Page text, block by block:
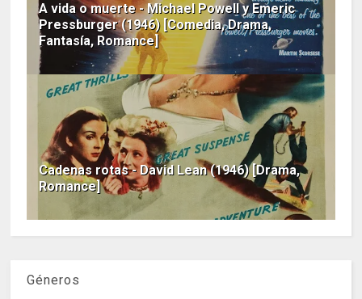
A vida o muerte - Michael Powell y Emeric
Pressburger (1946) [Comedia, Drama,
Fantasía, Romance]
Cadenas rotas - David Lean (1946) [Drama,
Romance]
Géneros